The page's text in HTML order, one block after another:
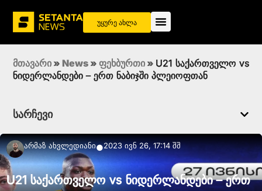
უყურე ახლა
მთავარი » News » ფეხბურთი » U21 საქართველო vs
ნიდერლანდები – ერთ ნაბიჯში პლეიოფთან
სარჩევი
Არმაზ Ახვლედიანი●2023 ივნ 26, 17:14 შშ
U21 საქართველო vs ნიდერლანდები – ერთ